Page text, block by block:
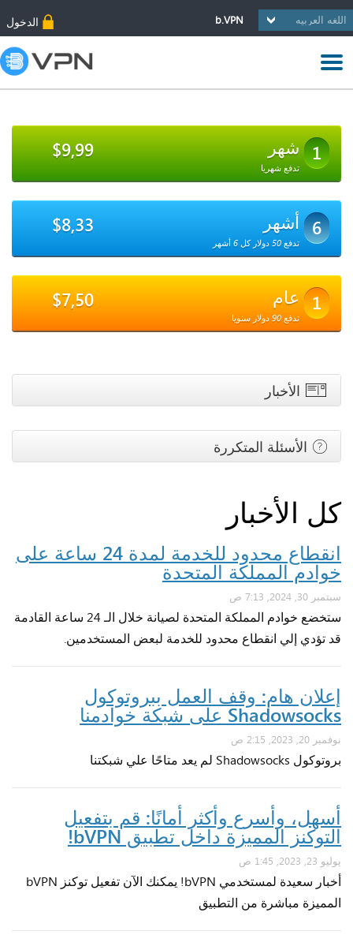
b.VPN الدخول
1 شهر $9,99
تدفع شهريا
6 أشهر $8,33
تدفع 50 دولار كل 6 أشهر
1 عام $7,50
تدفع 90 دولار سنويا
الأخبار
الأسئلة المتكررة
كل الأخبار
انقطاع محدود للخدمة لمدة 24 ساعة على
خوادم المملكة المتحدة
سبتمبر 30, 2024, 7:13 ص
ستخضع خوادم المملكة المتحدة لصيانة خلال الـ 24 ساعة القادمة
قد تؤدي إلي انقطاع محدود للخدمة لبعض المستخدمين.
إعلان هام: وقف العمل ببروتوكول
Shadowsocks على شبكة خوادمنا
نوفمبر 20, 2023, 2:15 ص
بروتوكول Shadowsocks لم يعد متاحًا علي شبكتنا
أسهل، وأسرع وأكثر أمانًا: قم بتفعيل
التوكنز المميزة داخل تطبيق bVPN!
يوليو 23, 2023, 1:45 ص
أخبار سعيدة لمستخدمي bVPN! يمكنك الآن تفعيل توكنز bVPN
المميزة مباشرة من التطبيق